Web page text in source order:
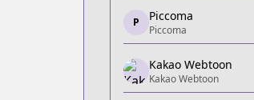
Piccoma
Piccoma
https://
Kakao Webtoon
Kakao Webtoon
P Piccoma
Piccoma
Kakao Webtoon
Kakao Webtoon